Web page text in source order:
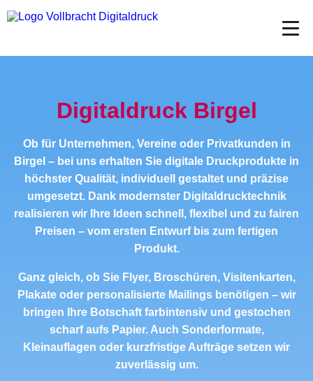
Digitaldruck Birgel
Ob für Unternehmen, Vereine oder Privatkunden in
Birgel – bei uns erhalten Sie digitale Druckprodukte in
höchster Qualität, individuell gestaltet und präzise
umgesetzt. Dank modernster Digitaldrucktechnik
realisieren wir Ihre Ideen schnell, flexibel und zu fairen
Preisen – vom ersten Entwurf bis zum fertigen
Produkt.
Ganz gleich, ob Sie Flyer, Broschüren, Visitenkarten,
Plakate oder personalisierte Mailings benötigen – wir
bringen Ihre Botschaft farbintensiv und gestochen
scharf aufs Papier. Auch Sonderformate,
Kleinauflagen oder kurzfristige Aufträge setzen wir
zuverlässig um.